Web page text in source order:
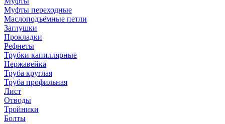
Муфты переходные
Маслоподъёмные петли
Заглушки
Прокладки
Рефнеты
Трубки капиллярные
Нержавейка
Труба круглая
Труба профильная
Лист
Отводы
Тройники
Болты